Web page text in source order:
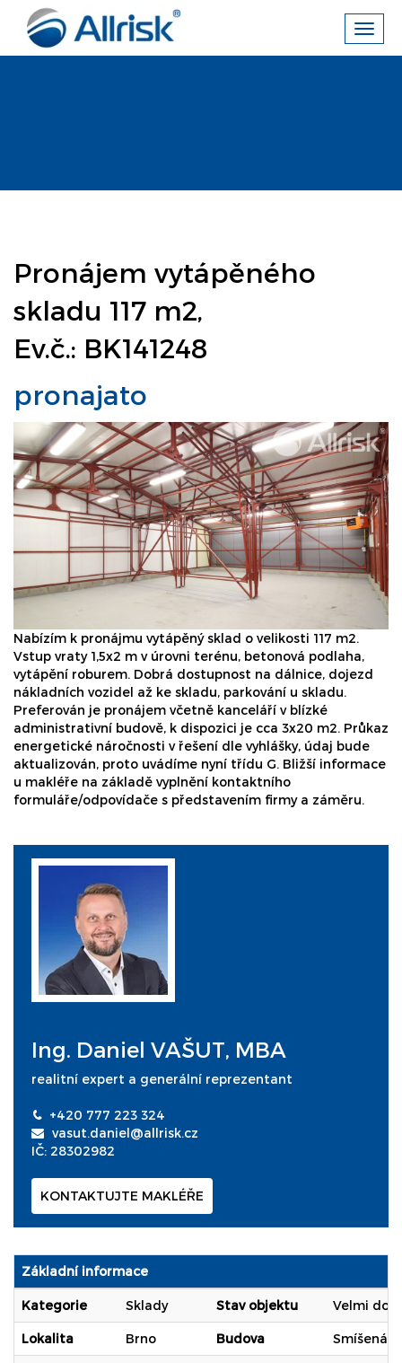
Pronájem vytápěného
skladu 117 m2,
Ev.č.: BK141248
pronajato
Nabízím k pronájmu vytápěný sklad o velikosti 117 m2.
Vstup vraty 1,5x2 m v úrovni terénu, betonová podlaha,
vytápění roburem. Dobrá dostupnost na dálnice, dojezd
nákladních vozidel až ke skladu, parkování u skladu.
Preferován je pronájem včetně kanceláří v blízké
administrativní budově, k dispozici je cca 3x20 m2. Průkaz
energetické náročnosti v řešení dle vyhlášky, údaj bude
aktualizován, proto uvádíme nyní třídu G. Bližší informace
u makléře na základě vyplnění kontaktního
formuláře/odpovídače s představením firmy a záměru.
Ing. Daniel VAŠUT, MBA
realitní expert a generální reprezentant
+420 777 223 324
vasut.daniel@allrisk.cz
IČ: 28302982
KONTAKTUJTE MAKLÉŘE
Základní informace
Kategorie Sklady Stav objektu Velmi
Lokalita Brno Budova Smíšená